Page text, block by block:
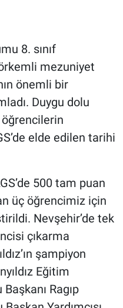
8. sınıf
mezuniyet
önemli bir
Duygu dolu
öğrencilerin
elde edilen tarihi
500 tam puan
üç öğrencimiz için
Nevşehir’de tek
çıkarma
şampiyon
Eğitim
Ragıp